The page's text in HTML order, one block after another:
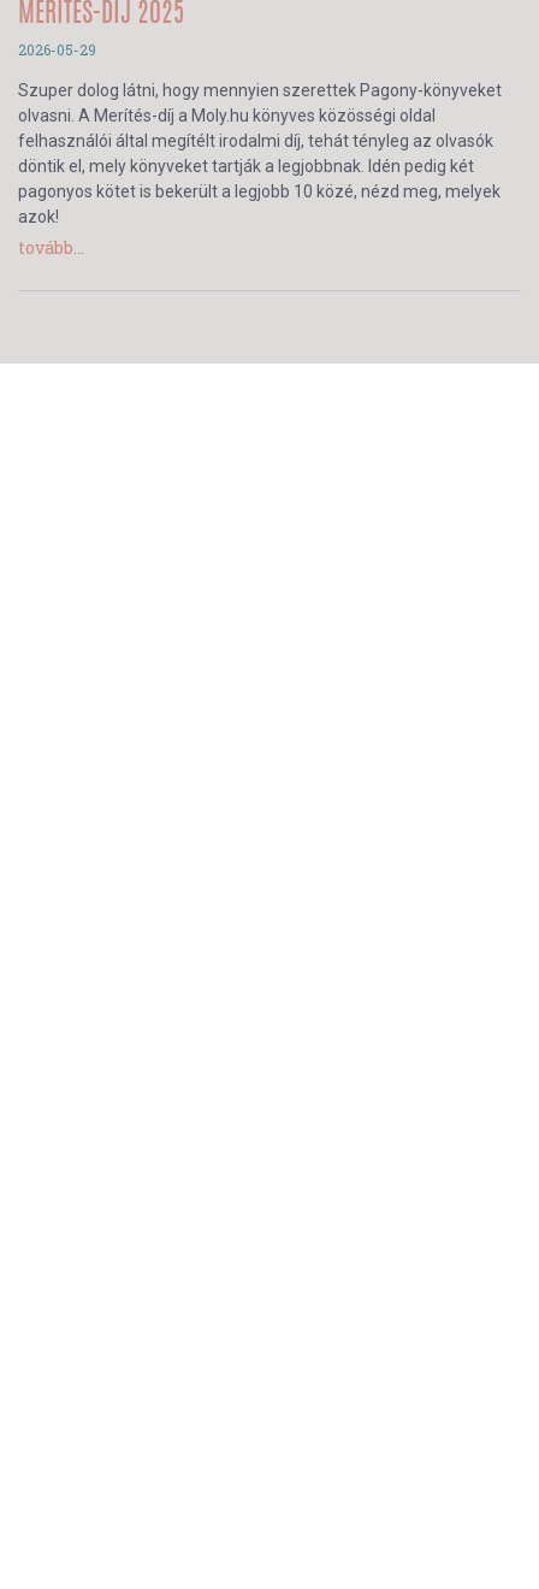
MERÍTÉS-DÍJ 2025
2026-05-29
Szuper dolog látni, hogy mennyien szerettek Pagony-könyveket
olvasni. A Merítés-díj a Moly.hu könyves közösségi oldal
felhasználói által megítélt irodalmi díj, tehát tényleg az olvasók
döntik el, mely könyveket tartják a legjobbnak. Idén pedig két
pagonyos kötet is bekerült a legjobb 10 közé, nézd meg, melyek
azok!
tovább...